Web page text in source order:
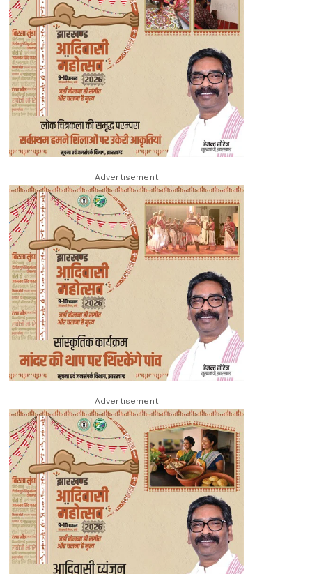
Advertisement
Advertisement